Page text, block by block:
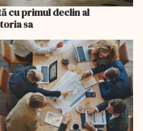
cu primul declin al
sa